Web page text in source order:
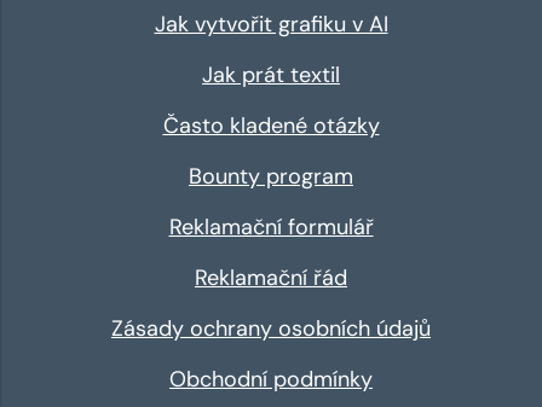
Jak vytvořit grafiku v AI
Jak prát textil
Často kladené otázky
Bounty program
Reklamační formulář
Reklamační řád
Zásady ochrany osobních údajů
Obchodní podmínky